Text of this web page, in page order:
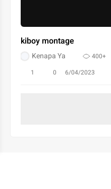
kiboy montage
Kenapa Ya
400+
1
0 6/04/2023